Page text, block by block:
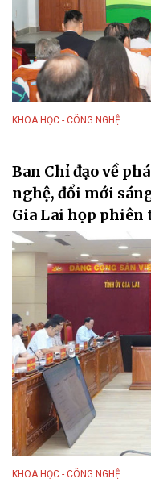
KHOA HỌC - CÔNG NGHỆ
Ban Chỉ đạo về
nghệ, đổi mới
Gia Lai họp phiên
KHOA HỌC - CÔNG NGHỆ